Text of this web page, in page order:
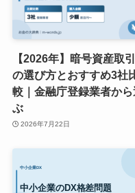
【2026年】暗号資産取
の選び方とおすすめ3社
較｜金融庁登録業者から
ぶ
2026年7月22日